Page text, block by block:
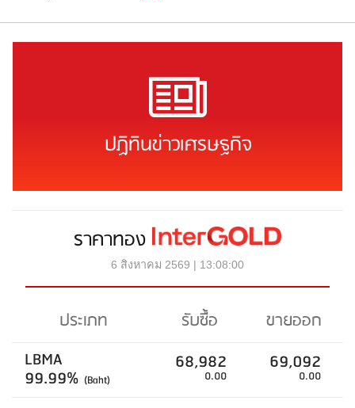
ปฏิทินข่าวเศรษฐกิจ
ราคาทอง
6 สิงหาคม 2569 | 13:08:00
ประเภท รับซื้อ
ขายออก
LBMA
99.99% (Baht)
68,982
0.00
69,092
0.00